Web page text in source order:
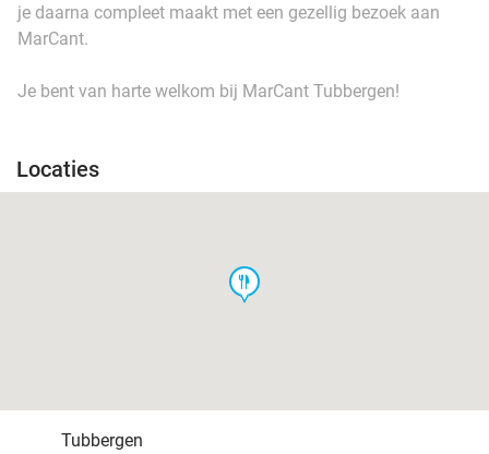
je daarna compleet maakt met een gezellig bezoek aan
MarCant.
Je bent van harte welkom bij MarCant Tubbergen!
Locaties
food
Tubbergen